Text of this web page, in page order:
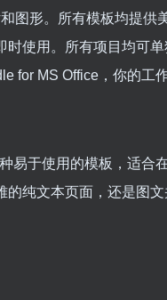
图形。所有模板均提
时使用。所有项目均可
for MS Office，你的工
易于使用的模板，适
的纯文本页面，还是图